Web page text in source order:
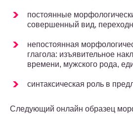
постоянные
совершенный вид,
непостоянная
глагола: изъявительное
времени, мужского рода,
синтаксическая роль в
Следующий онлайн образец